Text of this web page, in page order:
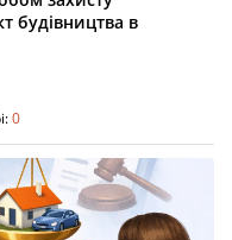
будівництва в
0